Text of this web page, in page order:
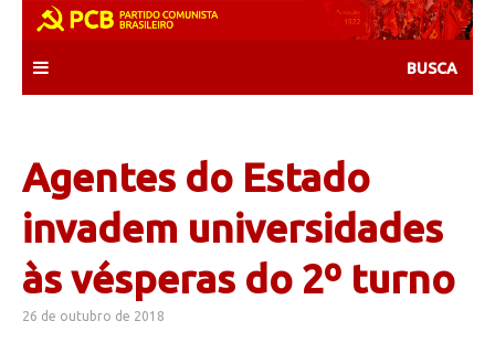
content
Agentes do Estado
invadem universidades
às vésperas do 2º turno
26 de outubro de 2018